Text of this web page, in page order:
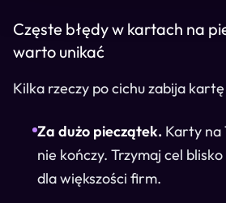
Częste błędy w kartach na
warto unikać
Kilka rzeczy po cichu zabija
Za dużo pieczątek. Karty na
nie kończy. Trzymaj cel
dla większości firm.